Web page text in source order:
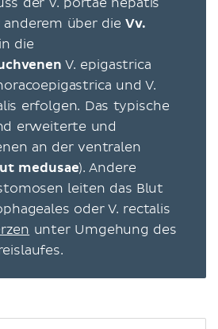
anderem über dieVv.
in die
V. epigastrica
und V.
erfolgen. Das typische
erweiterte und
an der ventralen
medusae). Andere
leiten das Blut
oder V. rectalis
unter Umgehung des